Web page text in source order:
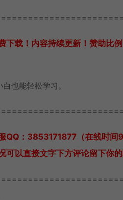
下载！内容持续更新！赞助比
也能轻松学习。
QQ：3853171877（在线时间
以直接文字下方评论留下你